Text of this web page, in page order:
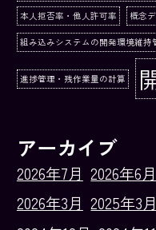
本人拒否率・他人許可率 概念
組み込みシステムの開発環境維持
進捗管理・残作業量の計算
アーカイブ
2026年7月 2026年6月
2026年3月 2025年3月